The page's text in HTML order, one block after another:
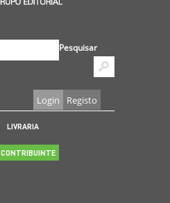
Pesquisar
Login Registo
LIVRARIA
CONTRIBUINTE